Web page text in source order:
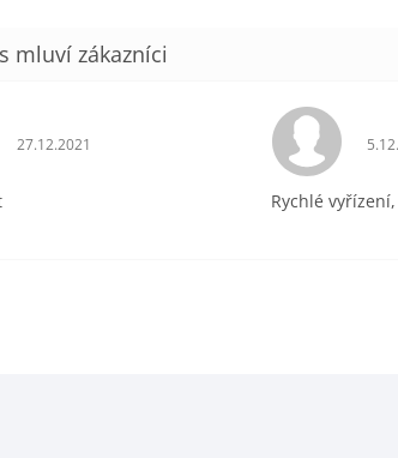
Hodnocení obchodu je 5 z 5 hvězdiček.
27.12.2021
Rychlé